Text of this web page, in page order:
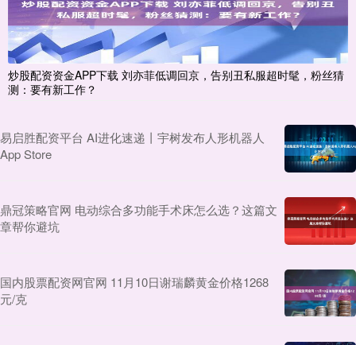
炒股配资资金APP下载 刘亦菲低调回京，告别丑私服超时髦，粉丝猜
测：要有新工作？
易启胜配资平台 AI进化速递丨宇树发布人形机器人
App Store
鼎冠策略官网 电动综合多功能手术床怎么选？这篇文
章帮你避坑
国内股票配资网官网 11月10日谢瑞麟黄金价格1268
元/克